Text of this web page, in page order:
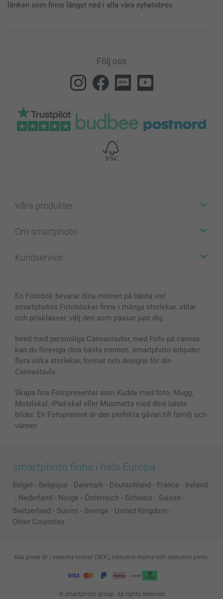
länken som finns längst ned i alla våra nyhetsbrev.
Följ oss
Våra produkter
Fotokort
Fotoböcker
Skal till Mobil & Surfplatta
MyNameBook
Fotoramar & Tillbehör
Presentkort
Alla fotoprodukter
Om smartphoto
För affiliates
Sitemap
Villkor och garantier
Kundservice
smartbonus
Priser & betalning
En Fotobok bevarar dina minnen på bästa vis!
smartphotos Fotoböcker finns i många storlekar, stilar
och prisklasser, välj den som passar just dig.
Inred med personliga Canvastavlor, med Foto på canvas
kan du föreviga dina bästa minnen. smartphoto erbjuder
flera olika storlekar, format och designs för din
Canvastavla.
Skapa fina Fotopresenter som Kudde med foto, Mugg,
Mobilskal, iPad-skal eller Musmatta med dina bästa
bilder. En Fotopresent är den perfekta gåvan till familj och
vänner.
smartphoto finns i hela Europa
België - Belgique - Danmark - Deutschland - France - Ireland
- Nederland - Norge - Österreich - Schweiz - Suisse -
Switzerland - Suomi - Sverige - United Kingdom -
Other Countries
© smartphoto group. All rights reserved
Alla priser är i svenska kronor (SEK), inklusive moms och exklusive porto.